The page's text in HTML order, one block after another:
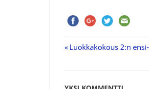
Previous
Luokkakokous 2:n